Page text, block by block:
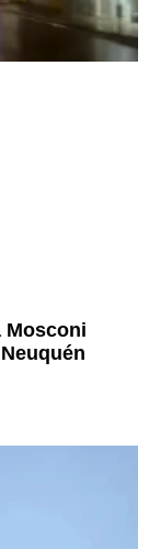
Mosconi